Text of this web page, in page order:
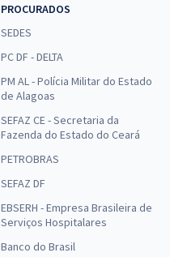
PROCURADOS
SEDES
PC DF - DELTA
PM AL - Polícia Militar do Estado
de Alagoas
SEFAZ CE - Secretaria da
Fazenda do Estado do Ceará
PETROBRAS
SEFAZ DF
EBSERH - Empresa Brasileira de
Serviços Hospitalares
Banco do Brasil